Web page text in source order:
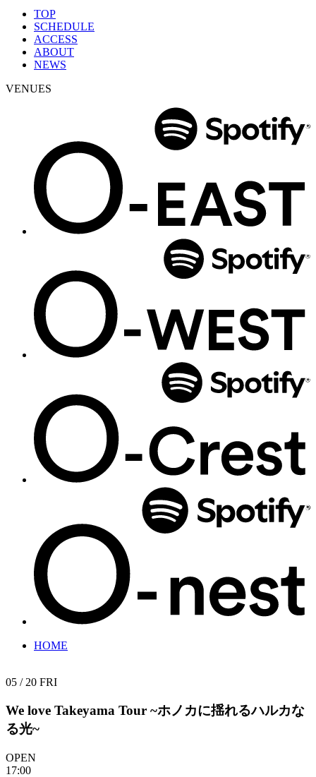
TOP
SCHEDULE
ACCESS
ABOUT
NEWS
VENUES
HOME
05 / 20 FRI
We love Takeyama Tour ~ホノカに揺れるハルカな
る光~
OPEN
17:00